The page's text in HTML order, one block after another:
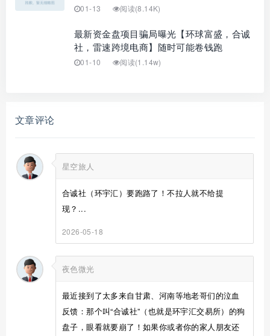
01-13 阅读(8.14K)
最新资金盘项目骗局曝光【环球富盛，合诚
社，雷速跨境电商】随时可能卷钱跑
01-10 阅读(1.14w)
文章评论
星空旅人
合诚社（环宇汇）要跑路了！不拉人就不给提
现？...
2026-05-18
夜色微光
最近接到了太多来自甘肃、河南等地老哥们的泣血
反馈：那个叫“合诚社”（也就是环宇汇交易所）的狗
盘子，眼看就要崩了！如果你或者你的家人朋友还